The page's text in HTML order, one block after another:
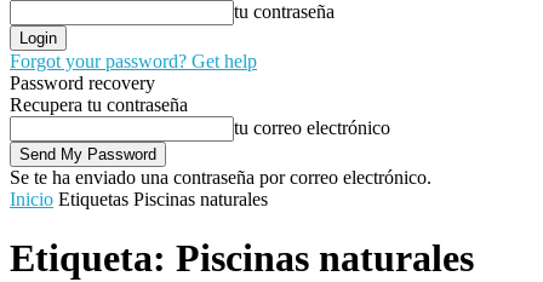
tu contraseña
Forgot your password? Get help
Password recovery
Recupera tu contraseña
tu correo electrónico
Se te ha enviado una contraseña por correo electrónico.
Inicio Etiquetas Piscinas naturales
Etiqueta: Piscinas naturales